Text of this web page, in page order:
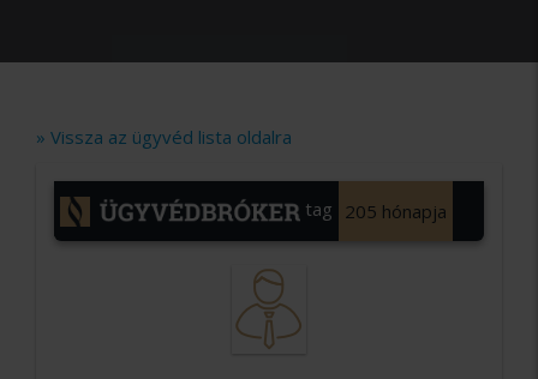
» Vissza az ügyvéd lista oldalra
tag 205 hónapja